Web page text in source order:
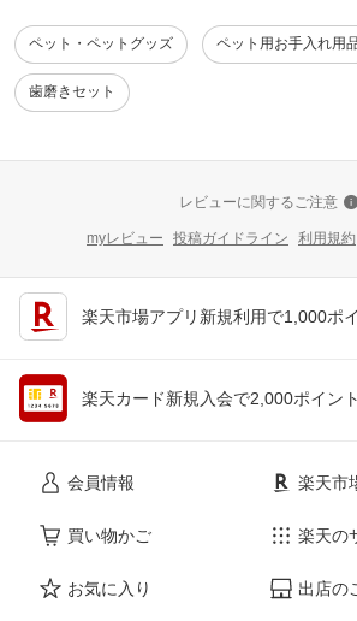
ペット・ペットグッズ ペット用お手入れ用
歯磨きセット
レビューに関するご注意
myレビュー 投稿ガイドライン 利用規約
楽天市場アプリ新規利用で1,000ポ
楽天カード新規入会で2,000ポイント
会員情報
買い物かご
お気に入り
楽天市
楽天の
出店の